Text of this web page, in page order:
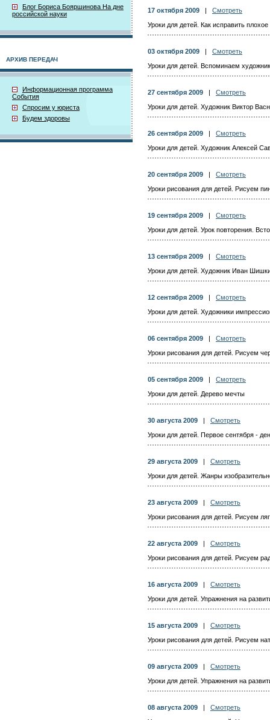
Блог Бориса Бояршинова На дне
российской науки
АРХИВ ПЕРЕДАЧ
Информационная программа
События
Спросим у юриста
Будем здоровы
17 октября 2009
Смотреть
Уроки для детей. Как исправить
03 октября 2009
Смотреть
Уроки для детей. Вспоминаем
27 сентября 2009
Смотреть
Уроки для детей. Художник Виктор
26 сентября 2009
Смотреть
Уроки для детей. Художник Алексей
20 сентября 2009
Смотреть
Уроки рисования для детей. Рисуем
19 сентября 2009
Смотреть
Уроки для детей. Урок повторения.
13 сентября 2009
Смотреть
Уроки для детей. Художник Иван
12 сентября 2009
Смотреть
Уроки для детей. Художники
06 сентября 2009
Смотреть
Уроки рисования для детей. Рисуем
05 сентября 2009
Смотреть
Уроки для детей. Дерево мечты
30 августа 2009
Смотреть
Уроки для детей. Первое сентября -
29 августа 2009
Смотреть
Уроки для детей. Жанры
23 августа 2009
Смотреть
Уроки рисования для детей. Рисуем
22 августа 2009
Смотреть
Уроки рисования для детей. Рисуем
16 августа 2009
Смотреть
Уроки для детей. Упражнения на
15 августа 2009
Смотреть
Уроки рисования для детей. Рисуем
09 августа 2009
Смотреть
Уроки для детей. Упражнения на
08 августа 2009
Смотреть